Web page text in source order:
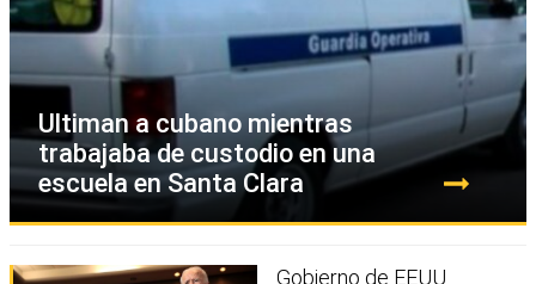
Ultiman a cubano mientras
trabajaba de custodio en una
escuela en Santa Clara
Gobierno de EEUU